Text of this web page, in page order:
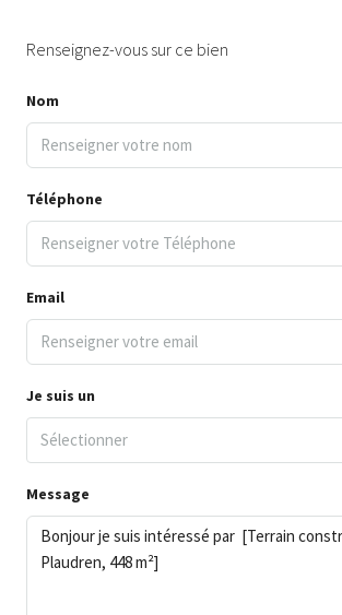
Renseignez-vous sur ce bien
Nom
Téléphone
Email
Je suis un
Sélectionner
Message